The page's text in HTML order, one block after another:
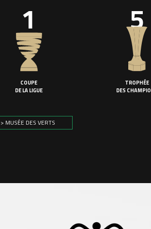
1
COUPE
DE LA LIGUE
5
TROPHÉE
DES
> MUSÉE DES VERTS